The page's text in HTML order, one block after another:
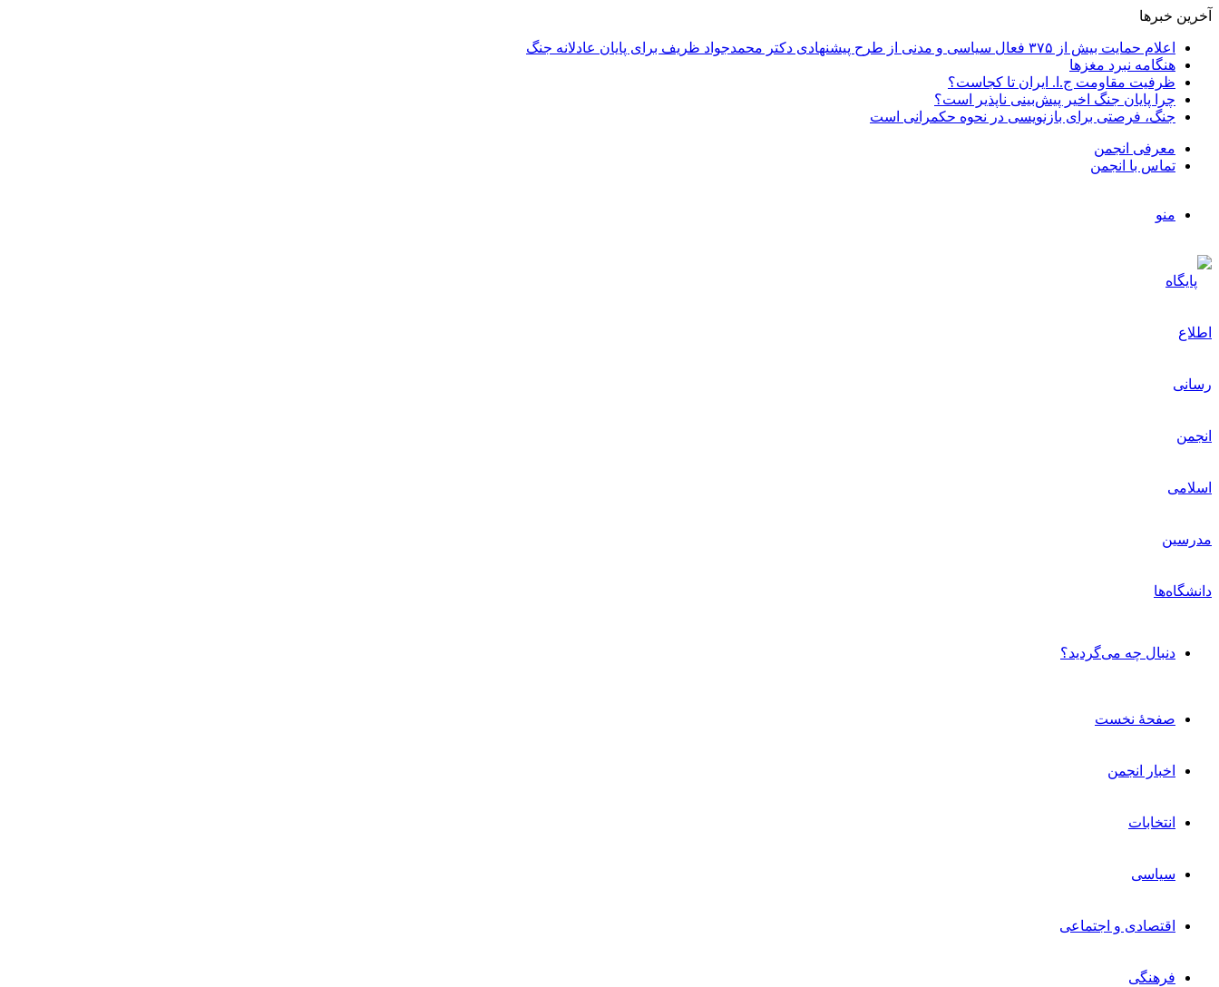
آخرین خبرها
اعلام حمایت بیش از ۳۷۵ فعال سیاسی و مدنی از طرح پیشنهادی دکتر محمدجواد ظریف برای پایان عادلانه جنگ
هنگامه نبرد مغزها
ظرفیت مقاومت ج.ا. ایران تا کجاست؟
چرا پایان جنگ اخیر پیش‌بینی ناپذیر است؟
جنگ، فرصتی برای بازنویسی در نحوه حکمرانی است
معرفی انجمن
تماس با انجمن
منو
دنبال چه می‌گردید؟
صفحۀ نخست
اخبار انجمن
انتخابات
سیاسی
اقتصادی و اجتماعی
فرهنگی